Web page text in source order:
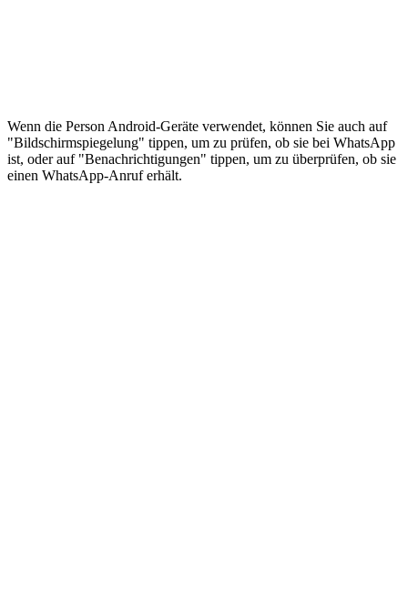
Wenn die Person Android-Geräte verwendet, können Sie auch auf
"Bildschirmspiegelung" tippen, um zu prüfen, ob sie bei WhatsApp
ist, oder auf "Benachrichtigungen" tippen, um zu überprüfen, ob sie
einen WhatsApp-Anruf erhält.